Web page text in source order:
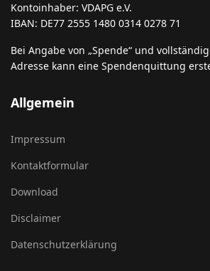
Kontoinhaber: VDAPG e.V.
IBAN: DE77 2555 1480 0314 0278 71
Bei Angabe von „Spende“ und
Adresse kann eine Spendenquittung
Allgemein
Impressum
Kontaktformular
Download
Disclaimer
Datenschutzerklärung